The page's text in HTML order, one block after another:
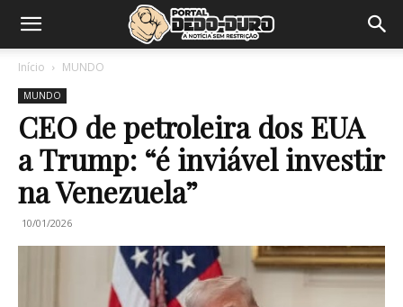
Início MUNDO
MUNDO
CEO de petroleira dos EUA
a Trump: “é inviável investir
na Venezuela”
10/01/2026